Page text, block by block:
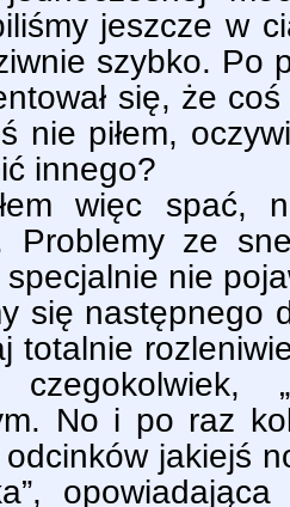
jeszcze w
szybko. Po
się, że
nie piłem,
innego?
więc spać,
Problemy ze
nie
się następnego
totalnie
No i po raz
jakiejś